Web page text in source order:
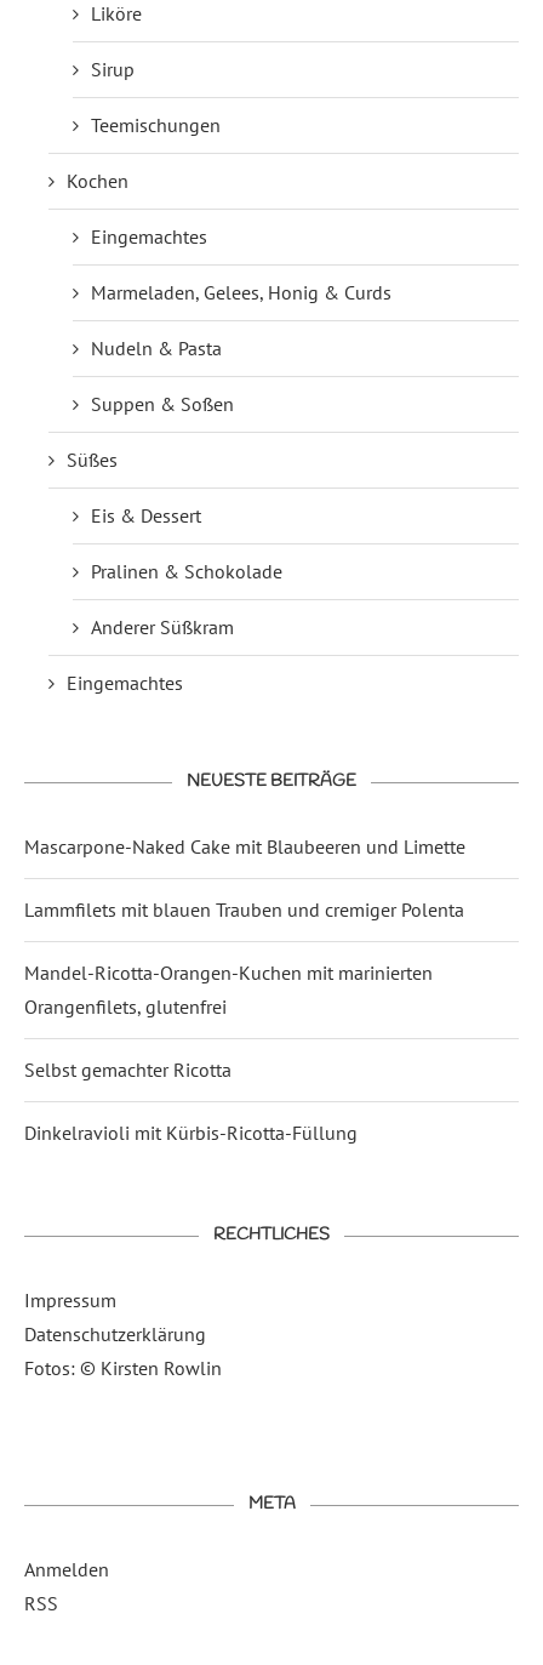
Liköre
Sirup
Teemischungen
Kochen
Eingemachtes
Marmeladen, Gelees, Honig & Curds
Nudeln & Pasta
Suppen & Soßen
Süßes
Eis & Dessert
Pralinen & Schokolade
Anderer Süßkram
Eingemachtes
NEUESTE BEITRÄGE
Mascarpone-Naked Cake mit Blaubeeren und Limette
Lammfilets mit blauen Trauben und cremiger Polenta
Mandel-Ricotta-Orangen-Kuchen mit marinierten
Orangenfilets, glutenfrei
Selbst gemachter Ricotta
Dinkelravioli mit Kürbis-Ricotta-Füllung
RECHTLICHES
Impressum
Datenschutzerklärung
Fotos: © Kirsten Rowlin
META
Anmelden
RSS